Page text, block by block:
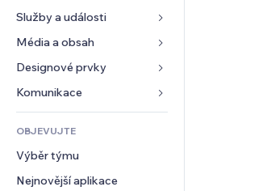
Mobilní zařízení
Analytika
Výpisy webu
E‑mail
Aplikace pro obchody
Doprava a doručení
Tlačítka pro prodej
Účetnictví
Kupóny a věrnostní programy
Skladování
Služby a události
Ubytování
Události
Restaurace
Nemovitosti
Rezervace
Média a obsah
Galerie
Hudba
Podcasty
Fotografie
Video
PDF
Designové prvky
Mapy a navigace
Soukromí a bezpečnost
Hodiny
Šablony stránek
Efekty pro obrázky
Formuláře
Ankety
Chat
OBJEVUJTE
Výběr týmu
Nejnovější aplikace